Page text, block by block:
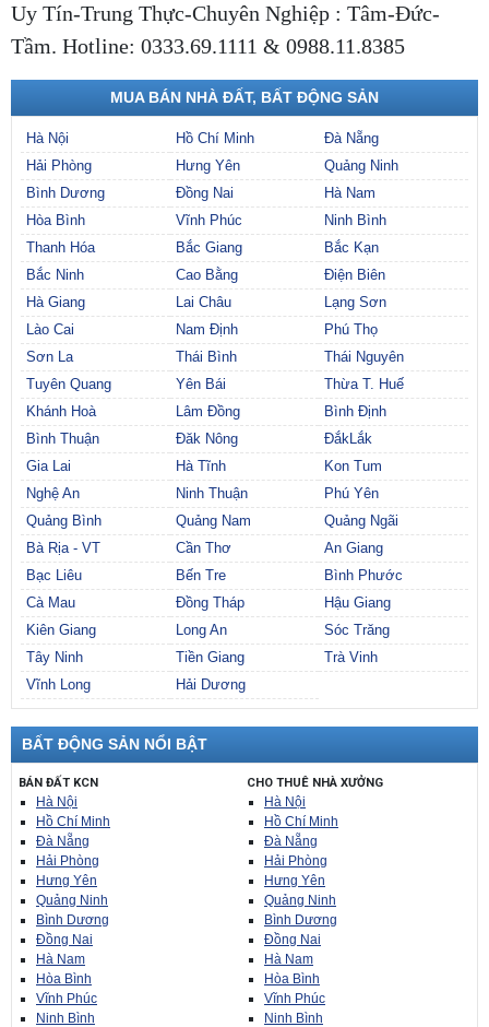
Uy Tín-Trung Thực-Chuyên Nghiệp : Tâm-Đức-
Tầm. Hotline: 0333.69.1111 & 0988.11.8385
MUA BÁN NHÀ ĐẤT, BẤT ĐỘNG SẢN
Hà Nội Hồ Chí Minh
Đà Nẵng
Hải Phòng
Hưng Yên
Quảng Ninh
Bình Dương
Đồng Nai
Hà Nam
Hòa Bình
Vĩnh Phúc
Ninh Bình
Thanh Hóa
Bắc Giang
Bắc Kạn
Bắc Ninh
Cao Bằng
Điện Biên
Hà Giang
Lai Châu
Lạng Sơn
Lào Cai
Nam Định
Phú Thọ
Sơn La
Thái Bình
Thái Nguyên
Tuyên Quang
Yên Bái
Thừa T. Huế
Khánh Hoà
Lâm Đồng
Bình Định
Bình Thuận
Đăk Nông
ĐắkLắk
Gia Lai
Hà Tĩnh
Kon Tum
Nghệ An
Ninh Thuận
Phú Yên
Quảng Bình
Quảng Nam
Quảng Ngãi
Bà Rịa - VT
Cần Thơ
An Giang
Bạc Liêu
Bến Tre
Bình Phước
Cà Mau
Đồng Tháp
Hậu Giang
Kiên Giang
Long An
Sóc Trăng
Tây Ninh
Tiền Giang
Trà Vinh
Vĩnh Long
Hải Dương
BẤT ĐỘNG SẢN NỔI BẬT
BÁN ĐẤT KCN
Hà Nội
Hồ Chí Minh
Đà Nẵng
Hải Phòng
Hưng Yên
Quảng Ninh
Bình Dương
Đồng Nai
Hà Nam
Hòa Bình
Vĩnh Phúc
Ninh Bình
CHO THUÊ NHÀ XƯỞNG
Hà Nội
Hồ Chí Minh
Đà Nẵng
Hải Phòng
Hưng Yên
Quảng Ninh
Bình Dương
Đồng Nai
Hà Nam
Hòa Bình
Vĩnh Phúc
Ninh Bình